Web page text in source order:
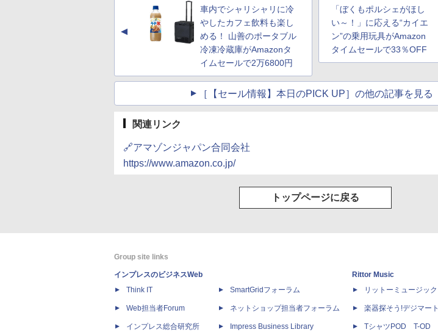
▲
車内でシャリシャリに冷
やしたカフェ飲料も楽し
める！ 山善のポータブル
冷凍冷蔵庫がAmazonタ
イムセールで2万6800円
「ぼくもポルシェがほし
い～！」に応える“カイエ
ン”の乗用玩具がAmazon
タイムセールで33％OFF
［【セール情報】本日のPICK UP］の他の記事を見る
関連リンク
🔗アマゾンジャパン合同会社
https://www.amazon.co.jp/
トップページに戻る
Group site links
インプレスのビジネスWeb
Think IT
Web担当者Forum
インプレス総合研究所
SmartGridフォーラム
ネットショップ担当者フォーラム
Impress Business Library
Rittor Music
リットーミュージック
楽器探そう!デジマート
TシャツPOD T-OD